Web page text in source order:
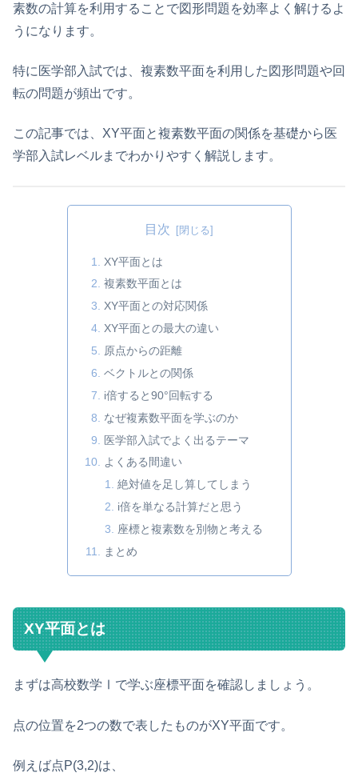
素数の計算を利用することで図形問題を効率よく解けるよ
うになります。
特に医学部入試では、複素数平面を利用した図形問題や回
転の問題が頻出です。
この記事では、XY平面と複素数平面の関係を基礎から医
学部入試レベルまでわかりやすく解説します。
目次
XY平面とは
複素数平面とは
XY平面との対応関係
XY平面との最大の違い
原点からの距離
ベクトルとの関係
i倍すると90°回転する
なぜ複素数平面を学ぶのか
医学部入試でよく出るテーマ
よくある間違い
絶対値を足し算してしまう
i倍を単なる計算だと思う
座標と複素数を別物と考える
まとめ
XY平面とは
まずは高校数学Ⅰで学ぶ座標平面を確認しましょう。
点の位置を2つの数で表したものがXY平面です。
例えば点P(3,2)は、